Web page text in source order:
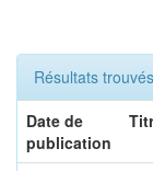
Résultats
Date de
publication